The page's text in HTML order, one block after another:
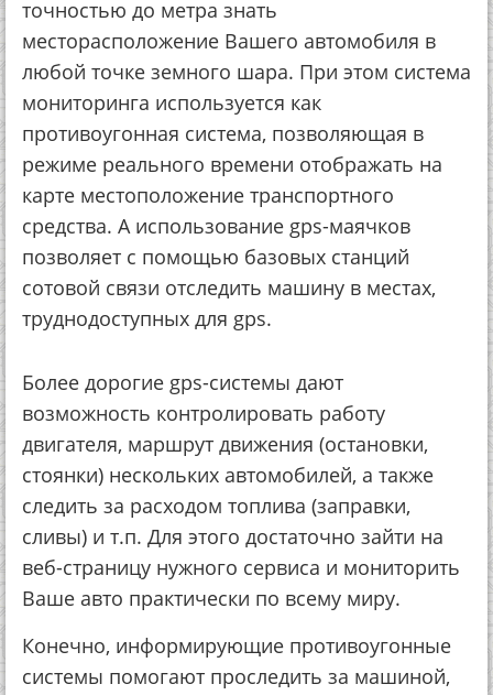
точностью до метра знать
месторасположение Вашего автомобиля в
любой точке земного шара. При этом система
мониторинга используется как
противоугонная система, позволяющая в
режиме реального времени отображать на
карте местоположение транспортного
средства. А использование gps-маячков
позволяет с помощью базовых станций
сотовой связи отследить машину в местах,
труднодоступных для gps.
Более дорогие gps-системы дают
возможность контролировать работу
двигателя, маршрут движения (остановки,
стоянки) нескольких автомобилей, а также
следить за расходом топлива (заправки,
сливы) и т.п. Для этого достаточно зайти на
веб-страницу нужного сервиса и мониторить
Ваше авто практически по всему миру.
Конечно, информирующие противоугонные
системы помогают проследить за машиной,